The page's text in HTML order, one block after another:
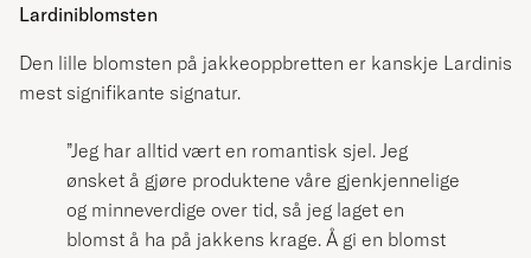
Lardiniblomsten
Den lille blomsten på jakkeoppbretten er kanskje Lardinis
mest signifikante signatur.
”Jeg har alltid vært en romantisk sjel. Jeg
ønsket å gjøre produktene våre gjenkjennelige
og minneverdige over tid, så jeg laget en
blomst å ha på jakkens krage. Å gi en blomst